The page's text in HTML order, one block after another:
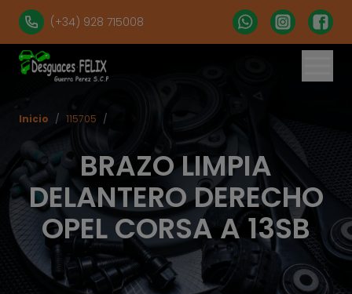
(+34) 928 715008
BRAZO LIMPIA
DELANTERO DERECHO
OPEL CORSA A 13SB
Inicio / 115705 /